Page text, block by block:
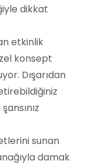
dikkat
etkinlik
konsept
Dışarıdan
sunan
damak